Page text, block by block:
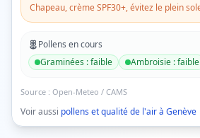
Chapeau, crème SPF30+, évitez le plein
Pollens en cours
Graminées :faible Ambroisie :faible
Source : Open-Meteo / CAMS
Voir aussi pollens et qualité de l'air à Genève